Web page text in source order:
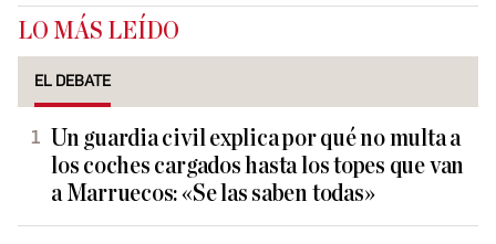
LO MÁS LEÍDO
EL DEBATE
Un guardia civil explica por qué no multa a
los coches cargados hasta los topes que van
a Marruecos: «Se las saben todas»